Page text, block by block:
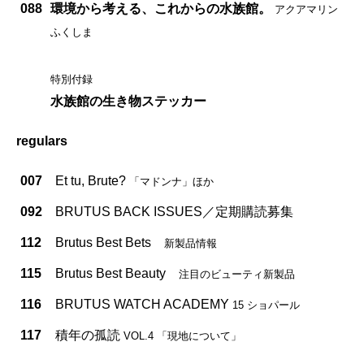
088 環境から考える、これからの水族館。
アクアマリン
ふくしま
特別付録
水族館の生き物ステッカー
regulars
007 Et tu, Brute? 「マドンナ」ほか
092 BRUTUS BACK ISSUES／定期購読募集
112 Brutus Best Bets 新製品情報
115 Brutus Best Beauty 注目のビューティ新製品
116 BRUTUS WATCH ACADEMY 15 ショパール
117 積年の孤読 VOL.4 「現地について」